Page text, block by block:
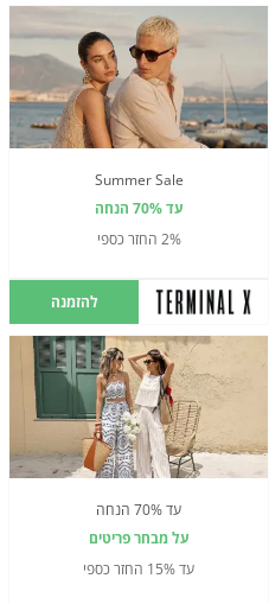
Summer Sale
עד 70% הנחה
2% החזר כספי
להזמנה
עד 70% הנחה
על מבחר פריטים
עד 15% החזר כספי